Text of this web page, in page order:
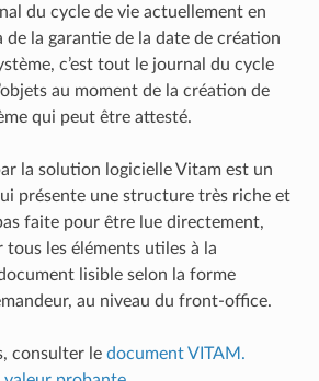
du cycle de vie actuellement en
de la garantie de la date de création
c’est tout le journal du cycle
au moment de la création de
qui peut être attesté.
la solution logicielle Vitam est un
présente une structure très riche et
faite pour être lue directement,
les éléments utiles à la
lisible selon la forme
au niveau du front-office.
consulter le document VITAM.